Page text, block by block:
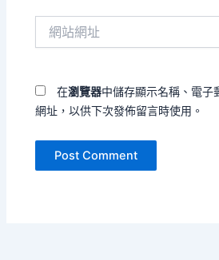
在瀏覽器中儲存顯示名稱、電子
網址，以供下次發佈留言時使用。